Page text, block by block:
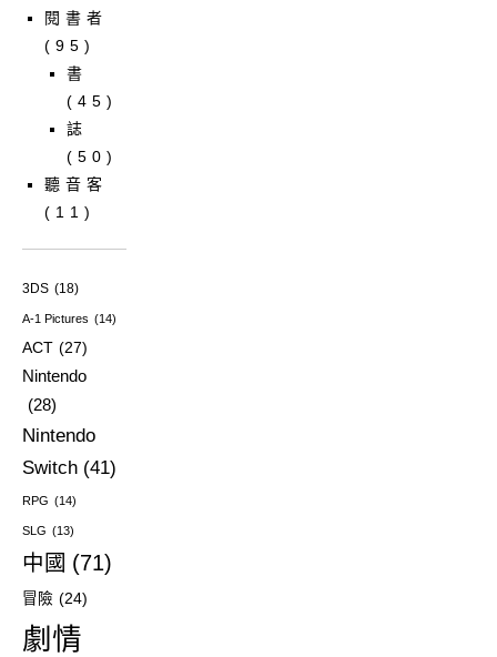
閱書者
(95)
書
(45)
誌
(50)
聽音客
(11)
3DS (18)
A-1 Pictures (14)
ACT (27)
Nintendo
(28)
Nintendo
Switch (41)
RPG (14)
SLG (13)
中國 (71)
冒險 (24)
劇情